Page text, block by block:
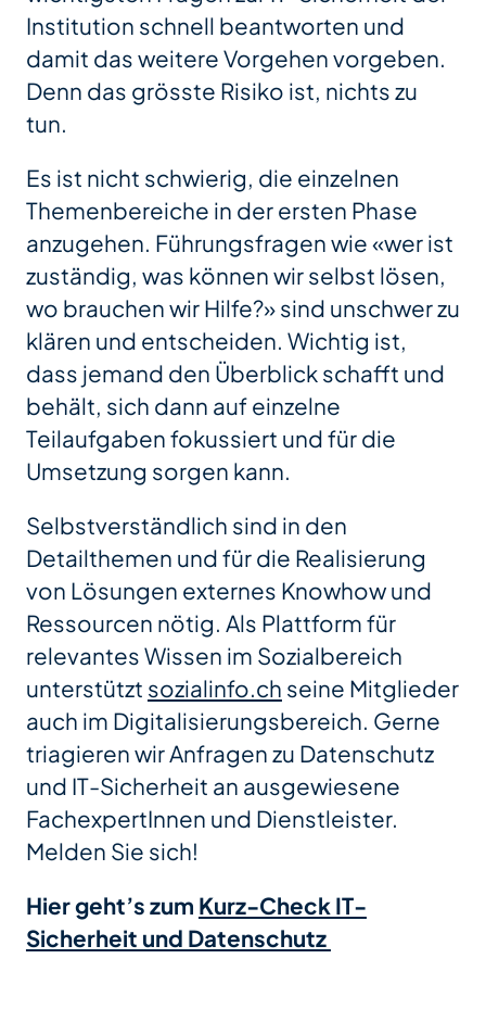
Institution schnell beantworten und
damit das weitere Vorgehen vorgeben.
Denn das grösste Risiko ist, nichts zu
tun.
Es ist nicht schwierig, die einzelnen
Themenbereiche in der ersten Phase
anzugehen. Führungsfragen wie «wer ist
zuständig, was können wir selbst lösen,
wo brauchen wir Hilfe?» sind unschwer zu
klären und entscheiden. Wichtig ist,
dass jemand den Überblick schafft und
behält, sich dann auf einzelne
Teilaufgaben fokussiert und für die
Umsetzung sorgen kann.
Selbstverständlich sind in den
Detailthemen und für die Realisierung
von Lösungen externes Knowhow und
Ressourcen nötig. Als Plattform für
relevantes Wissen im Sozialbereich
unterstützt sozialinfo.ch seine Mitglieder
auch im Digitalisierungsbereich. Gerne
triagieren wir Anfragen zu Datenschutz
und IT-Sicherheit an ausgewiesene
FachexpertInnen und Dienstleister.
Melden Sie sich!
Hier geht’s zum Kurz-Check IT-
Sicherheit und Datenschutz